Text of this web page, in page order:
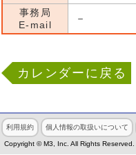
事務局
E-mail
－
カレンダーに戻る
利用規約 個人情報の取扱いについて
Copyright © M3, Inc. All Rights Reserved.